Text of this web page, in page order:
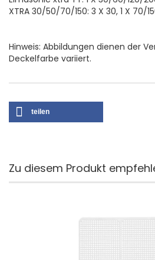
XTRA 30/50/70/150: 3 X 30, 1 X 70/
Hinweis: Abbildungen dienen der
Deckelfarbe variiert.
teilen
Zu diesem Produkt